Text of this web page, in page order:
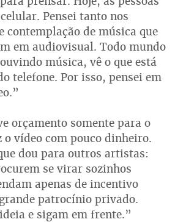
Pensei tanto nos
contemplação de música que
em audiovisual. Todo mundo
música, vê o que está
telefone. Por isso, pensei em
orçamento somente para o
vídeo com pouco dinheiro.
dou para outros artistas:
se virar sozinhos
apenas de incentivo
patrocínio privado.
e sigam em frente.”